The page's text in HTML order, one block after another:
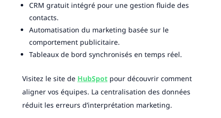
CRM gratuit intégré pour une gestion fluide des
contacts.
Automatisation du marketing basée sur le
comportement publicitaire.
Tableaux de bord synchronisés en temps réel.
Visitez le site de HubSpotpour découvrir comment
aligner vos équipes. La centralisation des données
réduit les erreurs d’interprétation marketing.